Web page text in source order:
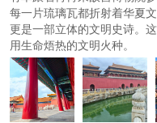
电话或短信联系，请保持手
通知为准
产品说明
具体行程线路安排以导游根
人群说明
每一片琉璃瓦都折射着华夏
更是一部立体的文明史诗。
用生命焐热的文明火种。